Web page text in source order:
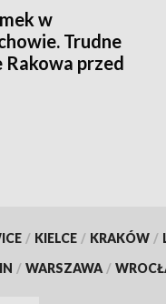
w
Trudne
Rakowa przed
/ KIELCE / KRAKÓW /
/ WARSZAWA /